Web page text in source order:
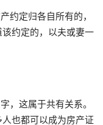
定归各自所有的，
约定的，以夫或妻一
这属于共有关系。
也都可以成为房产证